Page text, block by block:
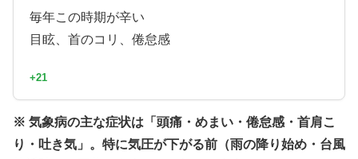
毎年この時期が辛い
目眩、首のコリ、倦怠感
+21
※ 気象病の主な症状は「頭痛・めまい・倦怠感・首肩こ
り・吐き気」。特に気圧が下がる前（雨の降り始め・台風